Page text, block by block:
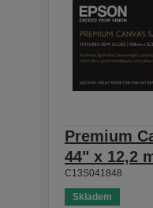
Premium
44" x 12,2
C13S041848
Skladem